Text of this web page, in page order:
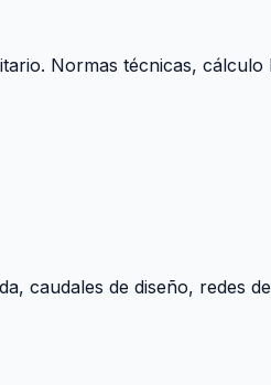
Normas técnicas,
caudales de diseño, redes